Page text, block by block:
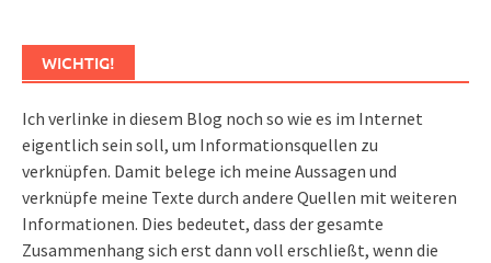
WICHTIG!
Ich verlinke in diesem Blog noch so wie es im Internet
eigentlich sein soll, um Informationsquellen zu
verknüpfen. Damit belege ich meine Aussagen und
verknüpfe meine Texte durch andere Quellen mit weiteren
Informationen. Dies bedeutet, dass der gesamte
Zusammenhang sich erst dann voll erschließt, wenn die